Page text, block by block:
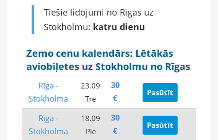
Tiešie lidojumi no Rīgas uz
Stokholmu: katru dienu
Zemo cenu kalendārs: Lētākās
aviobiļetes uz Stokholmu no Rīgas
Rīga -
Stokholma
23.09
Tre
30
€
Pasūtīt
Rīga -
Stokholma
18.09
Pie
30
€
Pasūtīt